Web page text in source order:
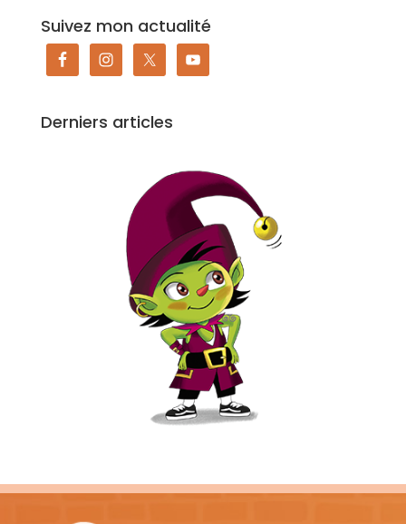
Suivez mon actualité
Derniers articles